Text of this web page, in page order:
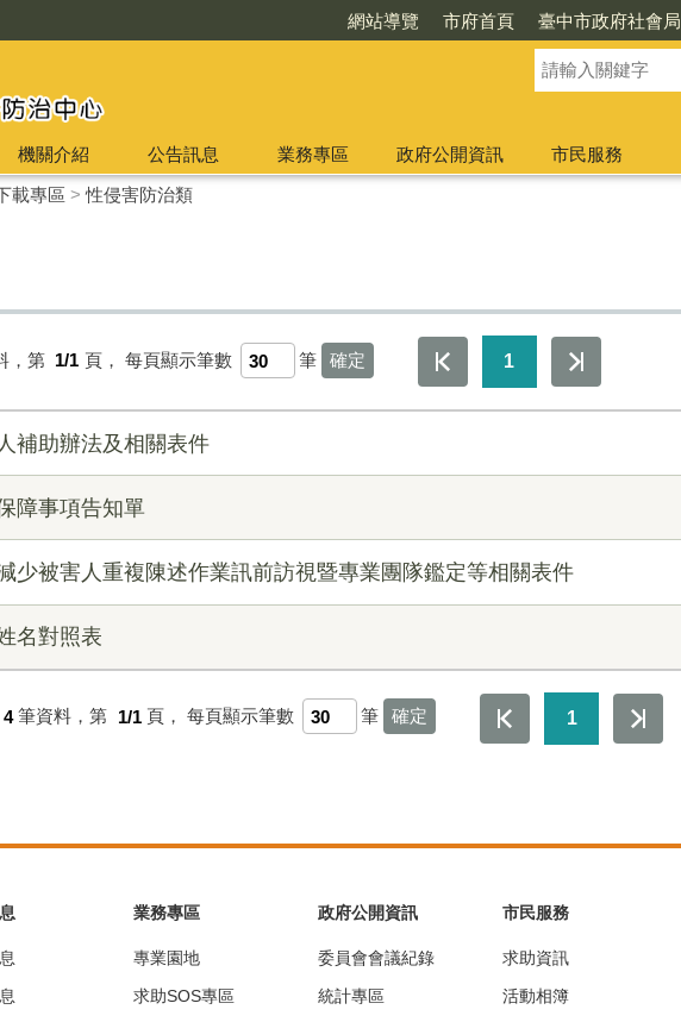
網站導覽 市府首頁 臺中市政府社會局
機關介紹 公告訊息 業務專區 政府公開資訊
市民服務
載專區 >性侵害防治類
，第 1/1 頁， 每頁顯示筆數 筆 1
補助辦法及相關表件
障事項告知單
少被害人重複陳述作業訊前訪視暨專業團隊鑑定等相關表件
名對照表
4 筆資料，第 1/1 頁， 每頁顯示筆數 筆 1
業務專區
專業園地
求助SOS專區
政府公開資訊
委員會會議紀錄
統計專區
市民服務
求助資訊
活動相簿